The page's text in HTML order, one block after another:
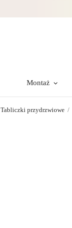
Montaż
Tabliczki przydrzwiowe /